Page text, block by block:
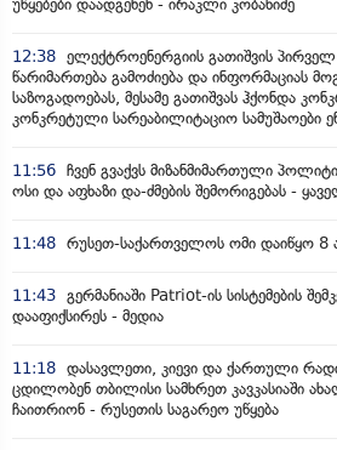
უწყებები დაადგენენ - ირაკლი კობახიძე
12:38 ელექტროენერგიის გათიშვის პირველ
წარიმართება გამოძიება და ინფორმაციას
საზოგადოებას, მესამე გათიშვას ჰქონდა
კონკრეტული სარეაბილიტაციო სამუშაოები
11:56 ჩვენ გვაქვს მიზანმიმართული
ოსი და აფხაზი და-ძმების შემორიგებას -
11:48 რუსეთ-საქართველოს ომი დაიწყო 8
11:43 გერმანიაში Patriot-ის სისტემების
დააფიქსირეს - მედია
11:18 დასავლეთი, კიევი და ქართული
ცდილობენ თბილისი სამხრეთ კავკასიაში
ჩაითრიონ - რუსეთის საგარეო უწყება